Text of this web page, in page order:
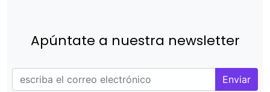
Apúntate a nuestra newsletter
Enviar